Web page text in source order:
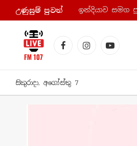
උණුසුම් පුව​ත් ඉන්දියාව සමග
FacebookInstagramYouTube
සිකුරාදා, අගෝස්තු 7